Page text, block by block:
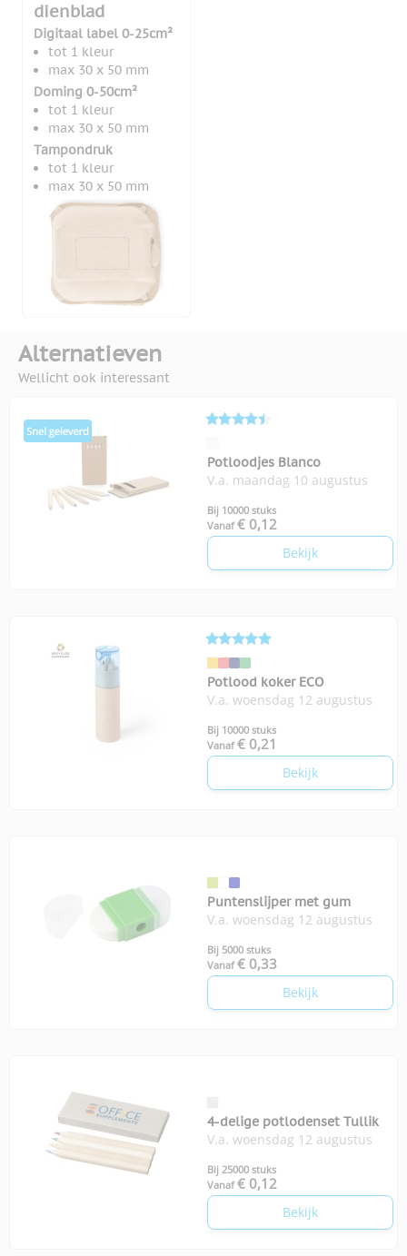
dienblad
Digitaal label 0-25cm²
tot 1 kleur
max 30 x 50 mm
Doming 0-50cm²
tot 1 kleur
max 30 x 50 mm
Tampondruk
tot 1 kleur
max 30 x 50 mm
Alternatieven
Wellicht ook interessant
Potloodjes Blanco
V.a. maandag 10 augustus
Bij 10000 stuks
Vanaf € 0,12
Bekijk
Potlood koker ECO
V.a. woensdag 12 augustus
Bij 10000 stuks
Vanaf € 0,21
Bekijk
Puntenslijper met gum
V.a. woensdag 12 augustus
Bij 5000 stuks
Vanaf € 0,33
Bekijk
4-delige potlodenset Tullik
V.a. woensdag 12 augustus
Bij 25000 stuks
Vanaf € 0,12
Bekijk